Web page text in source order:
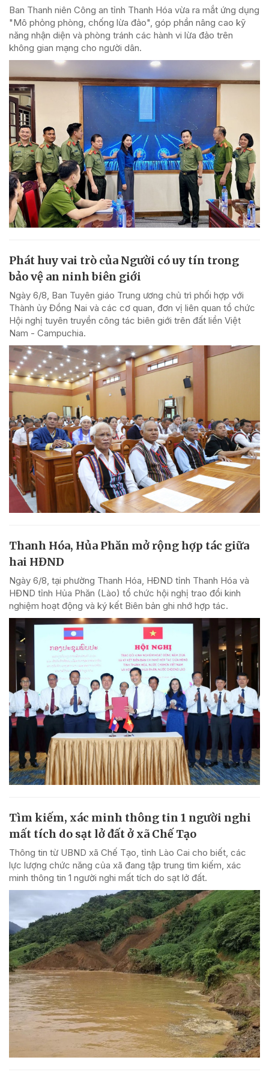
Ban Thanh niên Công an tỉnh Thanh Hóa vừa ra mắt ứng dụng
"Mô phỏng phòng, chống lừa đảo", góp phần nâng cao kỹ
năng nhận diện và phòng tránh các hành vi lừa đảo trên
không gian mạng cho người dân.
Phát huy vai trò của Người có uy tín trong
bảo vệ an ninh biên giới
Ngày 6/8, Ban Tuyên giáo Trung ương chủ trì phối hợp với
Thành ủy Đồng Nai và các cơ quan, đơn vị liên quan tổ chức
Hội nghị tuyên truyền công tác biên giới trên đất liền Việt
Nam - Campuchia.
Thanh Hóa, Hủa Phăn mở rộng hợp tác giữa
hai HĐND
Ngày 6/8, tại phường Thanh Hóa, HĐND tỉnh Thanh Hóa và
HĐND tỉnh Hủa Phăn (Lào) tổ chức hội nghị trao đổi kinh
nghiệm hoạt động và ký kết Biên bản ghi nhớ hợp tác.
Tìm kiếm, xác minh thông tin 1 người nghi
mất tích do sạt lở đất ở xã Chế Tạo
Thông tin từ UBND xã Chế Tạo, tỉnh Lào Cai cho biết, các
lực lượng chức năng của xã đang tập trung tìm kiếm, xác
minh thông tin 1 người nghi mất tích do sạt lở đất.